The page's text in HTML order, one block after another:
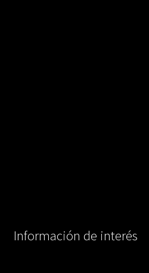
Información de interés